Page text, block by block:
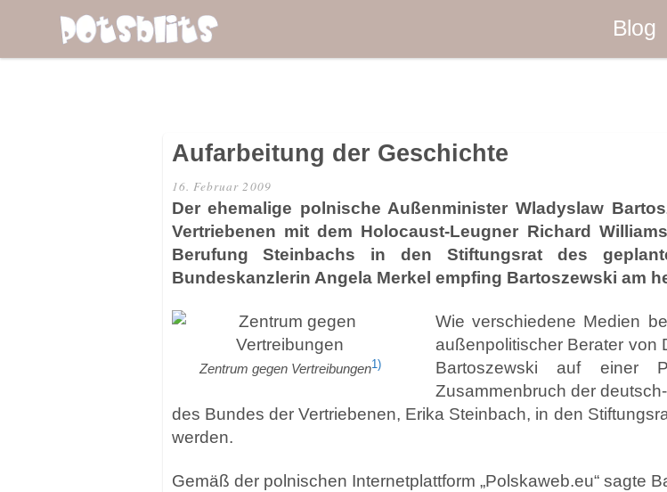
Blog
Aufarbeitung der Geschichte
16. Februar 2009
Der ehemalige polnische Außenminister Wladyslaw
Vertriebenen mit dem Holocaust-Leugner Richard
Berufung Steinbachs in den Stiftungsrat des
Bundeskanzlerin Angela Merkel empfing Bartoszewski am
Zentrum gegen Vertreibungen1)
Wie verschiedene Medien
außenpolitischer Berater von
Bartoszewski auf einer
Zusammenbruch der
des Bundes der Vertriebenen, Erika Steinbach, in den
werden.
Gemäß der polnischen Internetplattform „Polskaweb.eu“ sagte